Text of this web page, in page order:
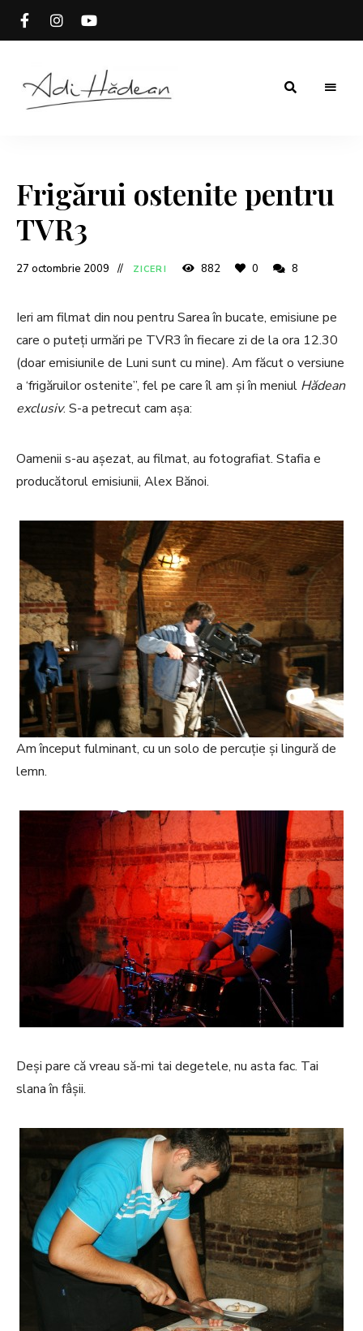
Frigărui ostenite pentru
TVR3
27 octombrie 2009 ZICERI 882 0 8
Ieri am filmat din nou pentru Sarea în bucate, emisiune pe
care o puteți urmări pe TVR3 în fiecare zi de la ora 12.30
(doar emisiunile de Luni sunt cu mine). Am făcut o versiune
a ‘frigăruilor ostenite”, fel pe care îl am și în meniul Hădean
exclusiv. S-a petrecut cam așa:
Oamenii s-au așezat, au filmat, au fotografiat. Stafia e
producătorul emisiunii, Alex Bănoi.
Am început fulminant, cu un solo de percuție și lingură de
lemn.
Deși pare că vreau să-mi tai degetele, nu asta fac. Tai
slana în fâșii.